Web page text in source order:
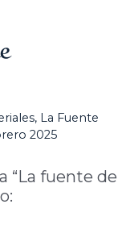
, La Fuente
2025
“La fuente de